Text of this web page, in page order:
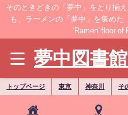
そのときどきの「夢中」をとり揃
も、ラーメンの「夢中」を集めた
’Ramen' floor
夢中図書
トップページ 東京 神奈川 そ